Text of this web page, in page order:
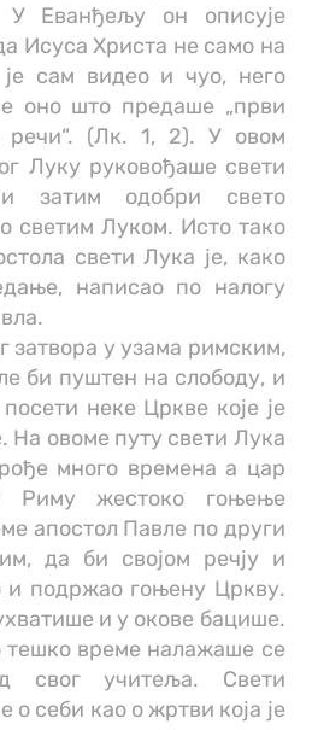
У Еванђељу он описује
Исуса Христа не само на
сам видео и чуо, него
оно што предаше „први
речи“. (Лк. 1, 2). У овом
Луку руковођаше свети
затим одобри свето
светим Луком. Исто тако
свети Лука је, како
написао по налогу
затвора у узама римским,
би пуштен на слободу, и
неке Цркве које је
На овоме путу свети Лука
много времена а цар
жестоко гоњење
апостол Павле по други
да би својом речју и
и подржао гоњену Цркву.
и у окове бацише.
тешко време налажаше се
свог учитеља. Свети
себи као о жртви која је